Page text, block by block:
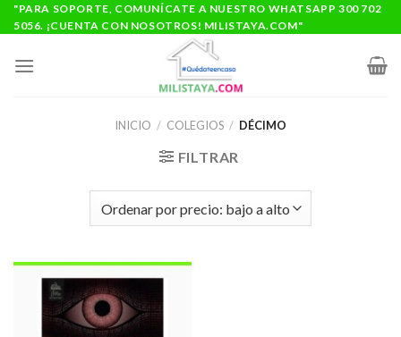
Saltar
al
"PARA SOPORTE, COMUNÍCATE A NUESTRO WHATSAPP 300 702
5056. ¡CUENTA CON NOSOTROS! MILISTAYA.COM"
INICIO / COLEGIOS / DÉCIMO
FILTRAR